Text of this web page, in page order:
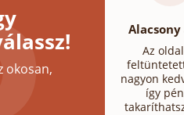
okosan,
Az
nagyon
így